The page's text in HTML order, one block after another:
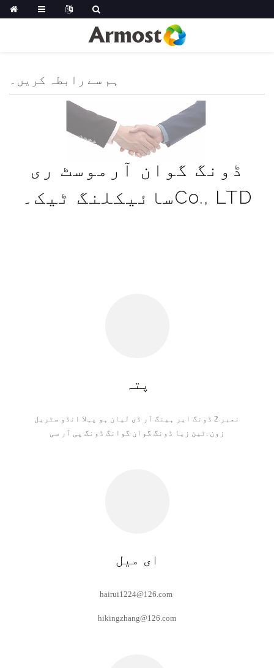
ہم سے رابطہ کریں۔
ڈونگ گوان آرموسٹ ری
سائیکلنگ ٹیک۔Co., LTD
پتہ
نمبر 2 ڈونگ ایر ہینگ آر ڈی لیان ہو پہلا انڈو سٹریل
زون .ٹین زیا ڈونگ گوان گوانگ ڈونگ پی آر سی
ای میل
hairui1224@126.com
hikingzhang@126.com